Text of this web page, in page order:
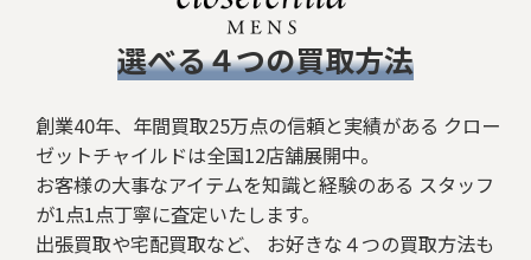
​選べる４つの買取方法
創業40年、年間買取25万点の信頼と実績がある クロー
ゼットチャイルドは全国12店舗展開中。
お客様の大事なアイテムを知識と経験のある スタッフ
が1点1点丁寧に査定いたします。
出張買取や宅配買取など、 お好きな４つの買取方法も